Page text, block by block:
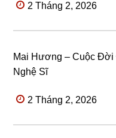
2 Tháng 2, 2026
Mai Hương – Cuộc Đời
Nghệ Sĩ
2 Tháng 2, 2026